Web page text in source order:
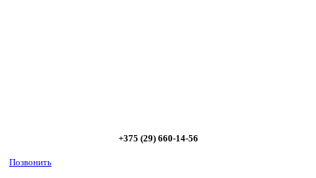
+375 (29) 660-14-56
Позвонить